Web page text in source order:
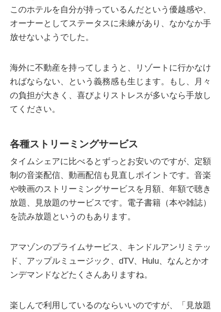
このホテルを自分が持っているんだという優越感や、
オーナーとしてステータスに未練があり、なかなか手
放せないようでした。
海外に不動産を持ってしまうと、リゾートに行かなけ
ればならない、という義務感も生じます。もし、月々
の負担が大きく、喜びよりストレスが多いなら手放し
てください。
各種ストリーミングサービス
タイムシェアに比べるとずっとお安いのですが、定額
制の音楽配信、動画配信も見直しポイントです。音楽
や映画のストリーミングサービスを月額、年額で聴き
放題、見放題のサービスです。電子書籍（本や雑誌）
を読み放題というのもあります。
アマゾンのプライムサービス、キンドルアンリミテッ
ド、アップルミュージック、dTV、Hulu、なんとかオ
ンデマンドなどたくさんありますね。
楽しんで利用しているのならいいのですが、「見放題